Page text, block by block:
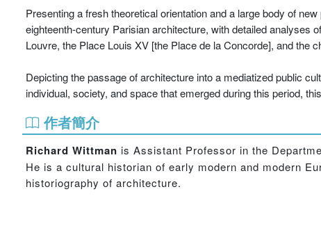
Presenting a fresh theoretical orientation and a large body of
eighteenth-century Parisian architecture, with detailed analyses
Louvre, the Place Louis XV [the Place de la Concorde], and the
Depicting the passage of architecture into a mediatized public
individual, society, and space that emerged during this period,
作者簡介
Richard Wittman is Assistant Professor in the
He is a cultural historian of early modern and modern
historiography of architecture.